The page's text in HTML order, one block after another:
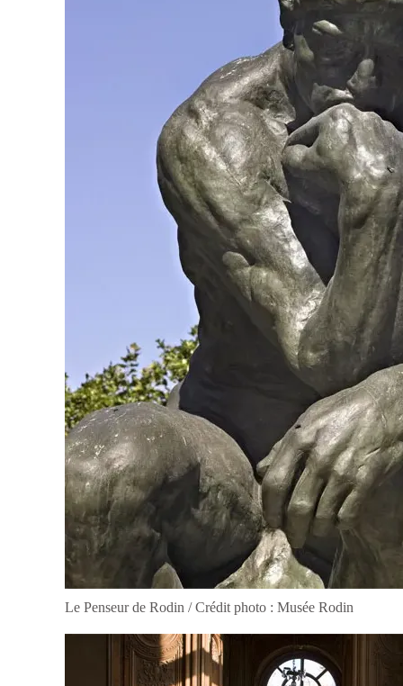
Le Penseur de Rodin / Crédit photo : Musée Rodin